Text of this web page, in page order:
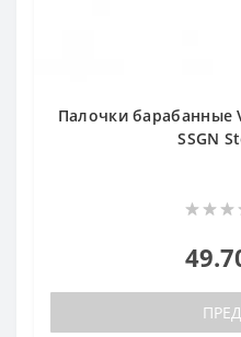
Палочки барабанные
SSGN